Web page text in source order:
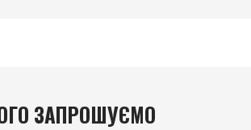
ЗАПРОШУЄМО